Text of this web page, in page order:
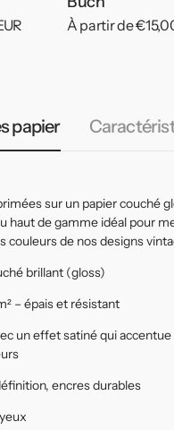
Prix
À partir de
papier
sur un papier couché
haut de gamme idéal pour
couleurs de nos designs
brillant (gloss)
– épais et résistant
un effet satiné qui accentue
encres durables